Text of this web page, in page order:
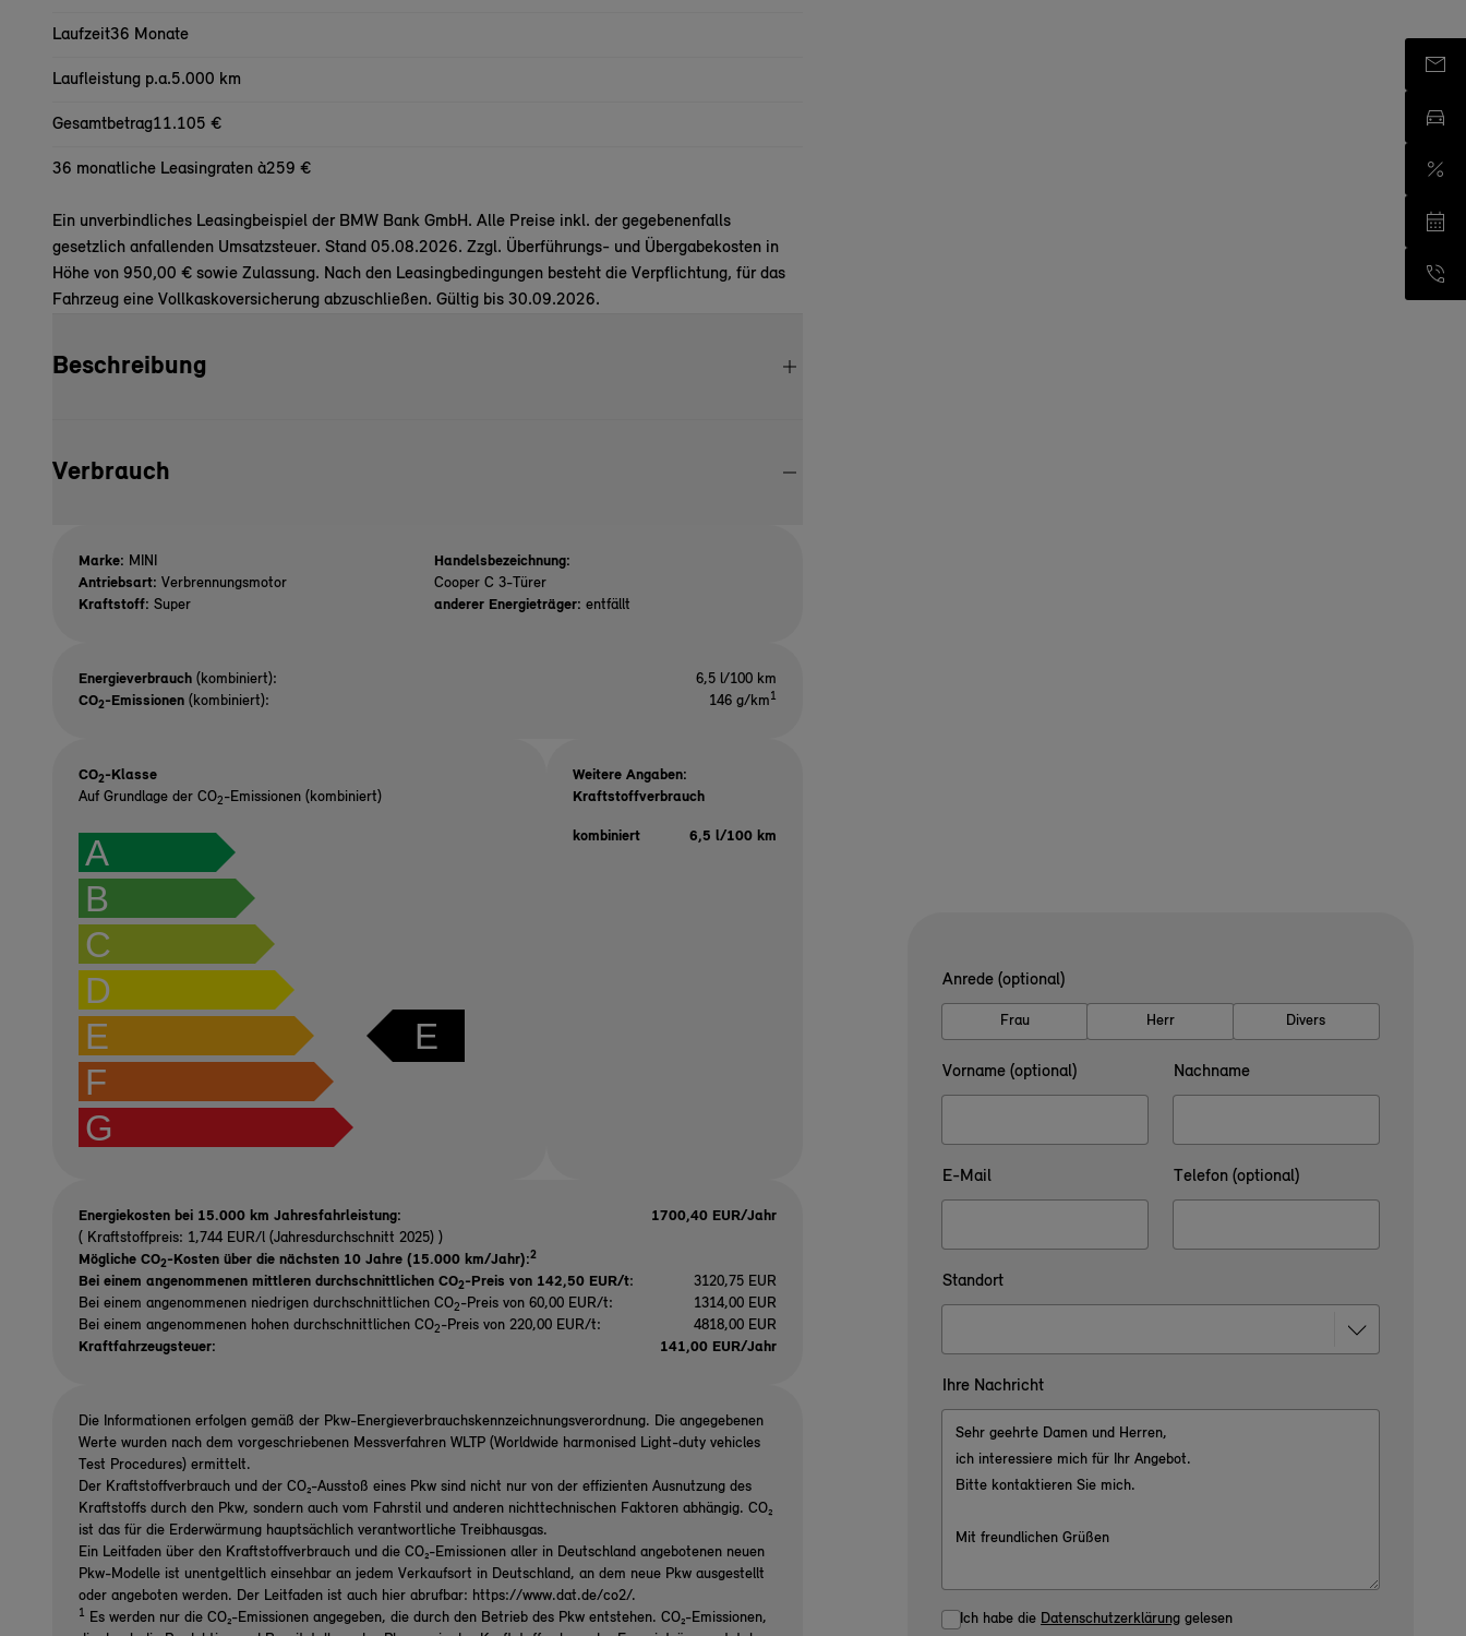
Laufzeit36 Monate
Laufleistung p.a.5.000 km
Gesamtbetrag11.105 €
36 monatliche Leasingraten à259 €
Ein unverbindliches Leasingbeispiel der BMW Bank GmbH. Alle Preise inkl. der gegebenenfalls
gesetzlich anfallenden Umsatzsteuer. Stand 05.08.2026. Zzgl. Überführungs- und Übergabekosten in
Höhe von 950,00 € sowie Zulassung. Nach den Leasingbedingungen besteht die Verpflichtung, für das
Fahrzeug eine Vollkaskoversicherung abzuschließen. Gültig bis 30.09.2026.
Beschreibung
Verbrauch
Marke: MINI
Antriebsart: Verbrennungsmotor
Kraftstoff: Super
Handelsbezeichnung:
Cooper C 3-Türer
anderer Energieträger: entfällt
Energieverbrauch (kombiniert):
6,5 l/100 km
CO2-Emissionen (kombiniert): 146 g/km1
CO2-Klasse
Auf Grundlage der CO2-Emissionen (kombiniert)
A
B
C
D
E
F
G
E
Weitere Angaben:
Kraftstoffverbrauch
kombiniert 6,5 l/100 km
Energiekosten bei 15.000 km Jahresfahrleistung:
1700,40 EUR/Jahr
( Kraftstoffpreis: 1,744 EUR/l (Jahresdurchschnitt 2025) )
Mögliche CO2-Kosten über die nächsten 10 Jahre (15.000 km/Jahr):2
Bei einem angenommenen mittleren durchschnittlichen CO2-Preis von 142,50 EUR/t:
3120,75 EUR
Bei einem angenommenen niedrigen durchschnittlichen CO2-Preis von 60,00 EUR/t:
1314,00 EUR
Bei einem angenommenen hohen durchschnittlichen CO2-Preis von 220,00 EUR/t:
4818,00 EUR
Kraftfahrzeugsteuer:
141,00 EUR/Jahr
Die Informationen erfolgen gemäß der Pkw-Energieverbrauchskennzeichnungsverordnung. Die angegebenen
Werte wurden nach dem vorgeschriebenen Messverfahren WLTP (Worldwide harmonised Light-duty vehicles
Test Procedures) ermittelt.
Der Kraftstoffverbrauch und der CO₂-Ausstoß eines Pkw sind nicht nur von der effizienten Ausnutzung des
Kraftstoffs durch den Pkw, sondern auch vom Fahrstil und anderen nichttechnischen Faktoren abhängig. CO₂
ist das für die Erderwärmung hauptsächlich verantwortliche Treibhausgas.
Ein Leitfaden über den Kraftstoffverbrauch und die CO₂-Emissionen aller in Deutschland angebotenen neuen
Pkw-Modelle ist unentgeltlich einsehbar an jedem Verkaufsort in Deutschland, an dem neue Pkw ausgestellt
oder angeboten werden. Der Leitfaden ist auch hier abrufbar: https://www.dat.de/co2/.
1 Es werden nur die CO₂-Emissionen angegeben, die durch den Betrieb des Pkw entstehen. CO₂-Emissionen,
Anrede (optional)
Frau Herr Divers
Vorname (optional) Nachname
E-Mail Telefon (optional)
Standort
Ihre Nachricht
Ich habe die Datenschutzerklärung gelesen